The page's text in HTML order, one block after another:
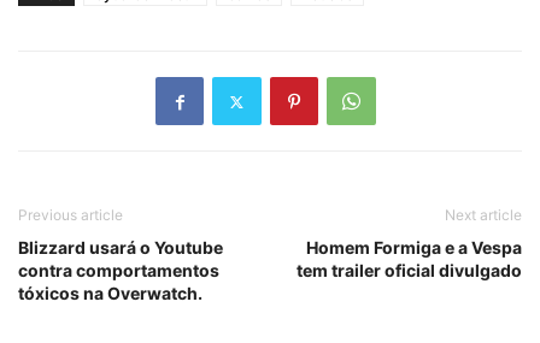
Previous article
Blizzard usará o Youtube
contra comportamentos
tóxicos na Overwatch.
Next article
Homem Formiga e a Vespa
tem trailer oficial divulgado